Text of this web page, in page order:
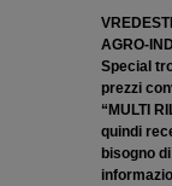
AGRO-
Special
prezzi
“MULTI
quindi
bisogno